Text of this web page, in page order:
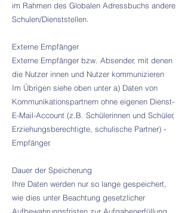
im Rahmen des Globalen Adressbuchs andere
Schulen/Dienststellen.
Externe Empfänger
Externe Empfänger bzw. Absender, mit denen
die Nutzer innen und Nutzer kommunizieren
Im Übrigen siehe oben unter a) Daten von
Kommunikationspartnern ohne eigenen Dienst-
E-Mail-Account (z.B. Schülerinnen und Schüler,
Erziehungsberechtigte, schulische Partner) -
Empfänger.
Dauer der Speicherung
Ihre Daten werden nur so lange gespeichert,
wie dies unter Beachtung gesetzlicher